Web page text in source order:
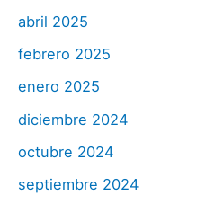
abril 2025
febrero 2025
enero 2025
diciembre 2024
octubre 2024
septiembre 2024